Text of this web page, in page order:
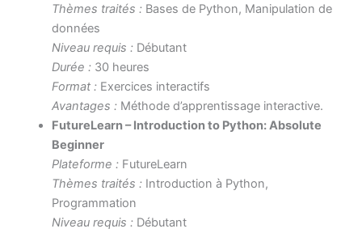
Thèmes traités :Bases de Python, Manipulation de
données
Niveau requis :Débutant
Durée :30 heures
Format :Exercices interactifs
Avantages :Méthode d’apprentissage interactive.
FutureLearn – Introduction to Python: Absolute
Beginner
Plateforme :FutureLearn
Thèmes traités :Introduction à Python,
Programmation
Niveau requis :Débutant